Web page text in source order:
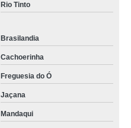
Rio Tinto
Brasilandia
Cachoerinha
Freguesia do Ó
Jaçana
Mandaqui